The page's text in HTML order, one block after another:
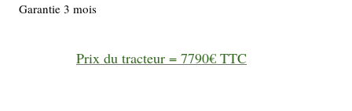
Garantie 3 mois
Prix du tracteur = 7790€ TTC